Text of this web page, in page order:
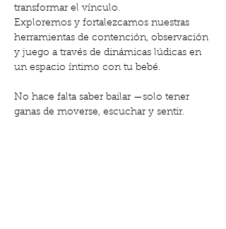
transformar el vínculo.
Exploremos y fortalezcamos nuestras
herramientas de contención, observación
y juego a través de dinámicas lúdicas en
un espacio íntimo con tu bebé.
No hace falta saber bailar —solo tener
ganas de moverse, escuchar y sentir.